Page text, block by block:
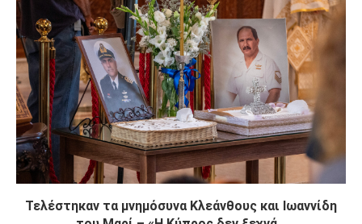
Τελέστηκαν τα μνημόσυνα Κλεάνθους και Ιωαννίδη